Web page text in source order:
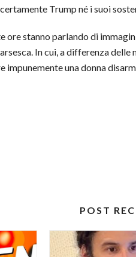
Trump né i suoi
stanno parlando di
In cui, a differenza
impunemente una donna
POST